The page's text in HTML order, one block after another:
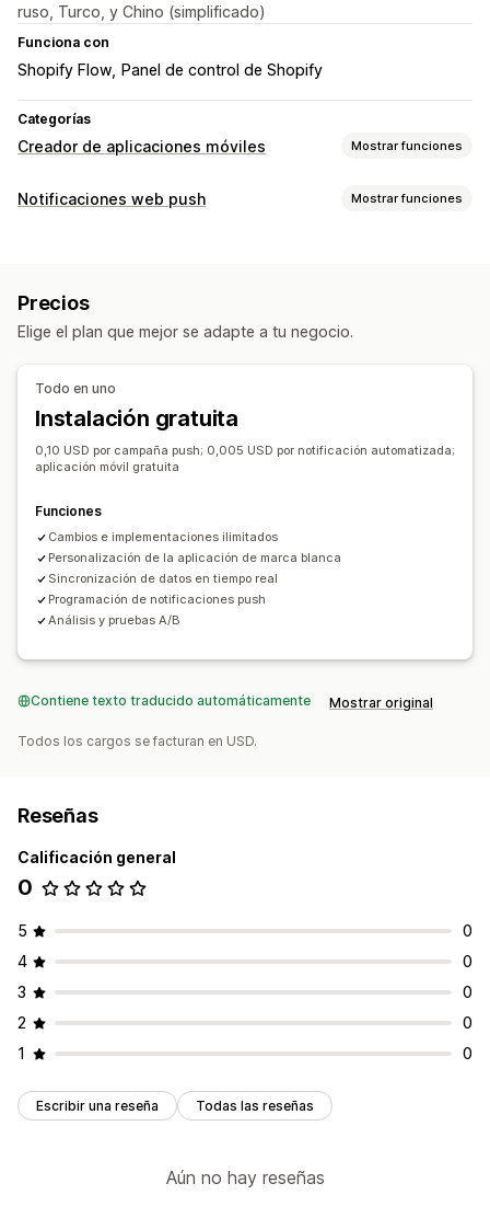
ruso, Turco, y Chino (simplificado)
Funciona con
Shopify Flow Panel de control de Shopify
Categorías
Creador de aplicaciones móviles Mostrar funciones
Personalización
Notificaciones automáticas
Carrito abandonado
Notificaciones automáticas
Notificaciones personalizadas
Notificaciones web push Mostrar funciones
Eventos personalizados
Recompensas de fidelidad Actualizaciones de pedidos
Recordatorios
Mensajes de bienvenida
Gestión de suscriptores
Seguimiento de conversión
Precios
Elige el plan que mejor se adapte a tu negocio.
Todo en uno
Instalación gratuita
0,10 USD por campaña push; 0,005 USD por notificación automatizada;
aplicación móvil gratuita
Funciones
Cambios e implementaciones ilimitados
Personalización de la aplicación de marca blanca
Sincronización de datos en tiempo real
Programación de notificaciones push
Análisis y pruebas A/B
Contiene texto traducido automáticamente Mostrar original
Todos los cargos se facturan en USD.
Reseñas
Calificación general
0
5
0
4
0
3
0
2
0
1
0
Escribir una reseña Todas las reseñas
Aún no hay reseñas